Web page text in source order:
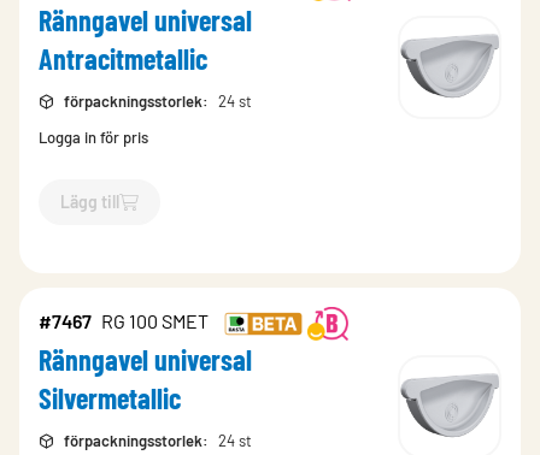
Ränngavel universal
Antracitmetallic
förpackningsstorlek:
24 st
Logga in för pris
Lägg till
`$Lägg till
#7467 RG 100 SMET
Ränngavel universal
Silvermetallic
förpackningsstorlek: 24 st